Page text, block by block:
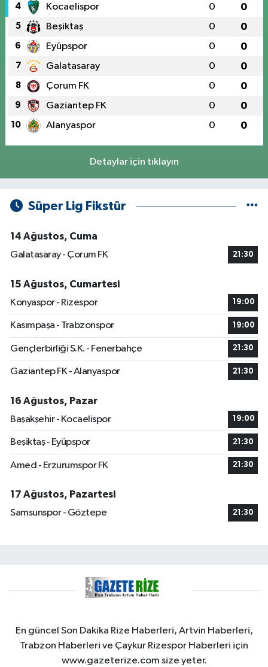
4 Kocaelispor 0 0
5 Beşiktaş 0 0
6 Eyüpspor 0 0
7 Galatasaray 0 0
8 Çorum FK 0 0
9 Gaziantep FK 0 0
10 Alanyaspor 0 0
Detaylar için tıklayın
Süper Lig Fikstür
14 Ağustos, Cuma
Galatasaray - Çorum FK
21:30
15 Ağustos, Cumartesi
Konyaspor - Rizespor
19:00
Kasımpaşa - Trabzonspor 19:00
Gençlerbirliği S.K. - Fenerbahçe 21:30
Gaziantep FK - Alanyaspor 21:30
16 Ağustos, Pazar
Başakşehir - Kocaelispor
19:00
Beşiktaş - Eyüpspor 21:30
Amed - Erzurumspor FK 21:30
17 Ağustos, Pazartesi
Samsunspor - Göztepe
21:30
En güncel Son Dakika Rize Haberleri, Artvin Haberleri,
Trabzon Haberleri ve Çaykur Rizespor Haberleri için
www.gazeterize.com size yeter.